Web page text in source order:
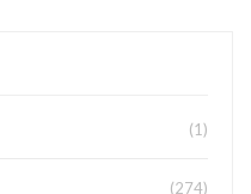
(1)
(274)